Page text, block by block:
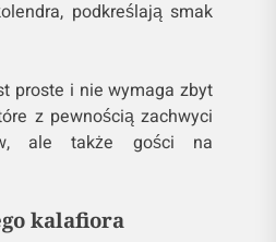
podkreślają smak
proste i nie wymaga zbyt
z pewnością zachwyci
ale także gości na
kalafiora